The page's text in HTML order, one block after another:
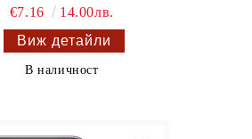
€7.16
14.00лв.
Виж детайли
В наличност